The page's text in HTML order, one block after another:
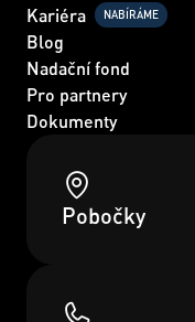
Kariéra
NABÍRÁME
Blog
Nadační fond
Pro partnery
Dokumenty
Pobočky